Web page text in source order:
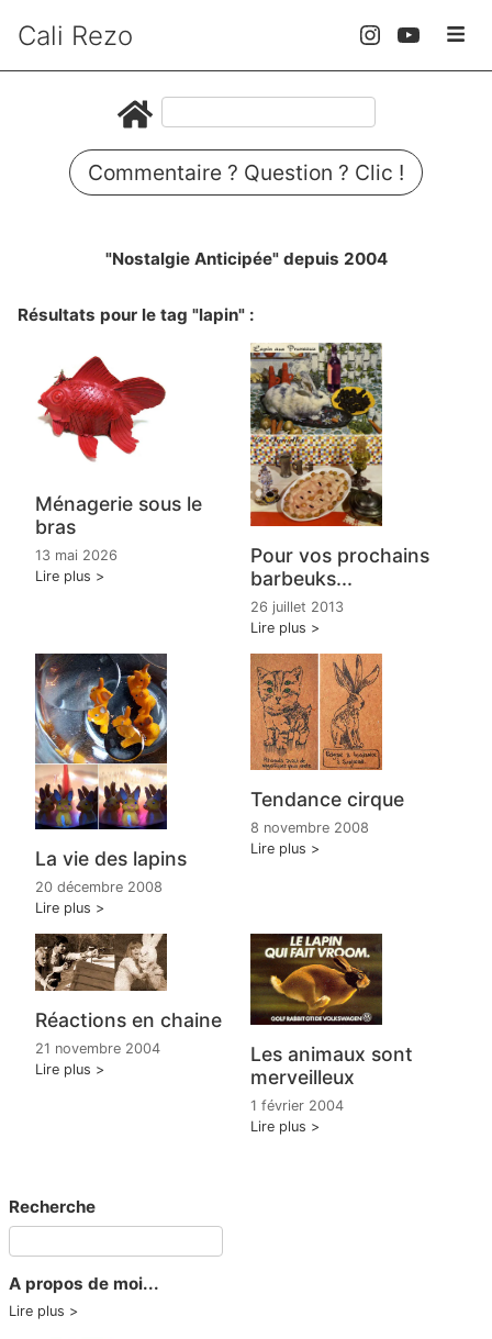
Cali Rezo
Commentaire ? Question ? Clic !
"Nostalgie Anticipée" depuis 2004
Résultats pour le tag "lapin" :
Ménagerie sous le
bras
13 mai 2026
Lire plus
Pour vos prochains
barbeuks...
26 juillet 2013
Lire plus
La vie des lapins
20 décembre 2008
Lire plus
Tendance cirque
8 novembre 2008
Lire plus
Réactions en chaine
21 novembre 2004
Lire plus
Les animaux sont
merveilleux
1 février 2004
Lire plus
Recherche
A propos de moi...
Lire plus